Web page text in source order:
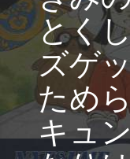
とく
ズゲ
ため
キュ